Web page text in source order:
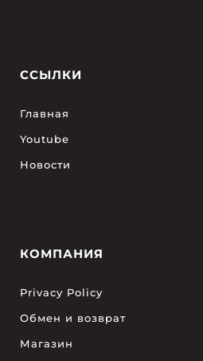
ССЫЛКИ
Главная
Youtube
Новости
КОМПАНИЯ
Privacy Policy
Обмен и возврат
Магазин